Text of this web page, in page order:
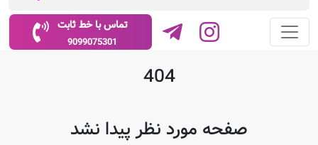
تماس با خط ثابت
9099075301
404
صفحه مورد نظر پیدا نشد